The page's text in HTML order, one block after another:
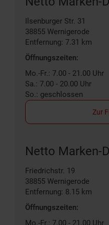
Ilsenburger Str. 31
38855 Wernigerode
Entfernung: 7.31 km
Öffnungszeiten:
Mo.-Fr.: 7.00 - 21.00 Uhr
Sa.: 7.00 - 20.00 Uhr
So.: geschlossen
Zur
Netto Marken-
Friedrichstr. 19
38855 Wernigerode
Entfernung: 8.15 km
Öffnungszeiten:
Mo.-Fr.: 7.00 - 21.00 Uhr